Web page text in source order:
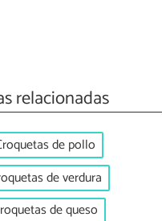
relacionadas
de pollo
de verdura
de queso